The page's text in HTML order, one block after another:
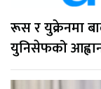
रूस र युक्रेनमा
युनिसेफको